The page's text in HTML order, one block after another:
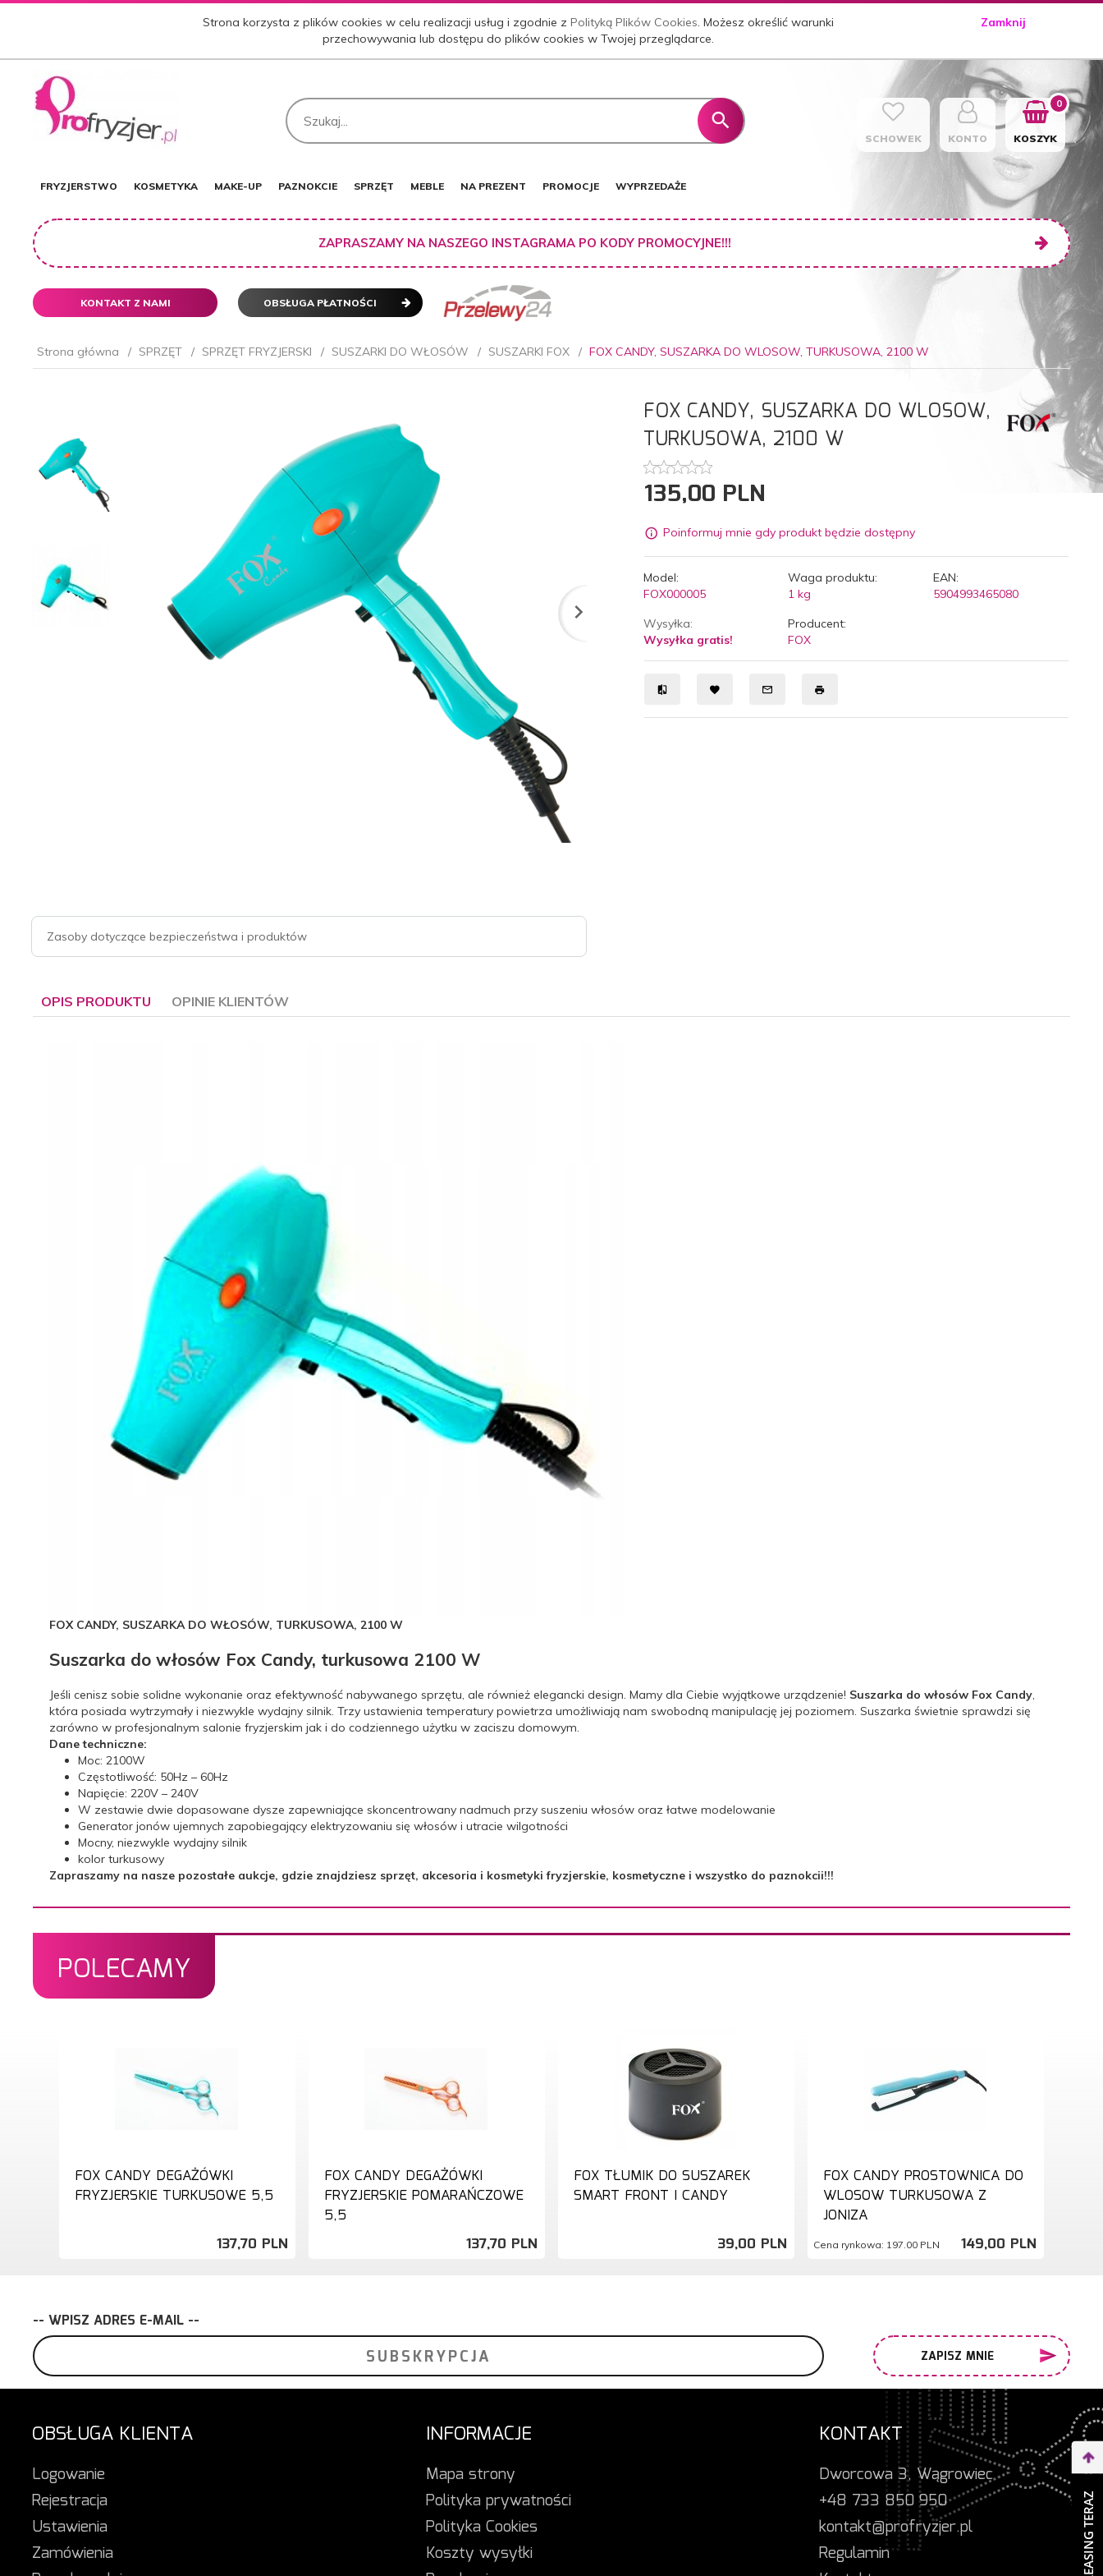
Strona korzysta z plików cookies w celu realizacji usług i zgodnie zPolityką Plików Cookies. Możesz określić warunki
przechowywania lub dostępu do plików cookies w Twojej przeglądarce.
Zamknij
SCHOWEK KONTO KOSZYK
0
FRYZJERSTWO KOSMETYKA MAKE-UP PAZNOKCIE SPRZĘT MEBLE NA PREZENT PROMOCJE WYPRZEDAŻE
ZAPRASZAMY NA NASZEGO INSTAGRAMA PO KODY PROMOCYJNE!!!
KONTAKT Z NAMI OBSŁUGA PŁATNOŚCI
Strona główna SPRZĘT SPRZĘT FRYZJERSKI SUSZARKI DO WŁOSÓW SUSZARKI FOX FOX CANDY, SUSZARKA DO WLOSOW, TURKUSOWA, 2100 W
Zasoby dotyczące bezpieczeństwa i produktów
FOX CANDY, SUSZARKA DO WLOSOW,
TURKUSOWA, 2100 W
135,00 PLN
Poinformuj mnie gdy produkt będzie dostępny
Model:
FOX000005
Waga produktu:
1 kg
EAN:
5904993465080
Wysyłka:
Wysyłka gratis!
Producent:
FOX
OPIS PRODUKTU OPINIE KLIENTÓW
FOX CANDY, SUSZARKA DO WŁOSÓW, TURKUSOWA, 2100 W
Suszarka do włosów Fox Candy, turkusowa 2100 W
Jeśli cenisz sobie solidne wykonanie oraz efektywność nabywanego sprzętu, ale również elegancki design. Mamy dla Ciebie wyjątkowe urządzenie! Suszarka do włosów Fox Candy,
która posiada wytrzymały i niezwykle wydajny silnik. Trzy ustawienia temperatury powietrza umożliwiają nam swobodną manipulację jej poziomem. Suszarka świetnie sprawdzi się
zarówno w profesjonalnym salonie fryzjerskim jak i do codziennego użytku w zaciszu domowym.
Dane techniczne:
Moc: 2100W
Częstotliwość: 50Hz – 60Hz
Napięcie: 220V – 240V
W zestawie dwie dopasowane dysze zapewniające skoncentrowany nadmuch przy suszeniu włosów oraz łatwe modelowanie
Generator jonów ujemnych zapobiegający elektryzowaniu się włosów i utracie wilgotności
Mocny, niezwykle wydajny silnik
kolor turkusowy
Zapraszamy na nasze pozostałe aukcje, gdzie znajdziesz sprzęt, akcesoria i kosmetyki fryzjerskie, kosmetyczne i wszystko do paznokcii!!!
POLECAMY
FOX CANDY DEGAŻÓWKI
FRYZJERSKIE TURKUSOWE 5,5
137,70 PLN
FOX CANDY DEGAŻÓWKI
FRYZJERSKIE POMARAŃCZOWE
5,5
137,70 PLN
FOX TŁUMIK DO SUSZAREK
SMART FRONT I CANDY
39,00 PLN
FOX CANDY PROSTOWNICA DO
WLOSOW TURKUSOWA Z
JONIZA
149,00 PLN
Cena rynkowa: 197.00 PLN
-- WPISZ ADRES E-MAIL --
ZAPISZ MNIE
OBSŁUGA KLIENTA
Logowanie
Rejestracja
Ustawienia
Zamówienia
INFORMACJE
Mapa strony
Polityka prywatności
Polityka Cookies
Koszty wysyłki
KONTAKT
Dworcowa 3, Wągrowiec
+48 733 850 950
kontakt@profryzjer.pl
Regulamin
WEŹ LEASING TERAZ